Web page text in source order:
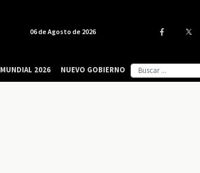
06 de Agosto de 2026
MUNDIAL 2026 NUEVO GOBIERNO